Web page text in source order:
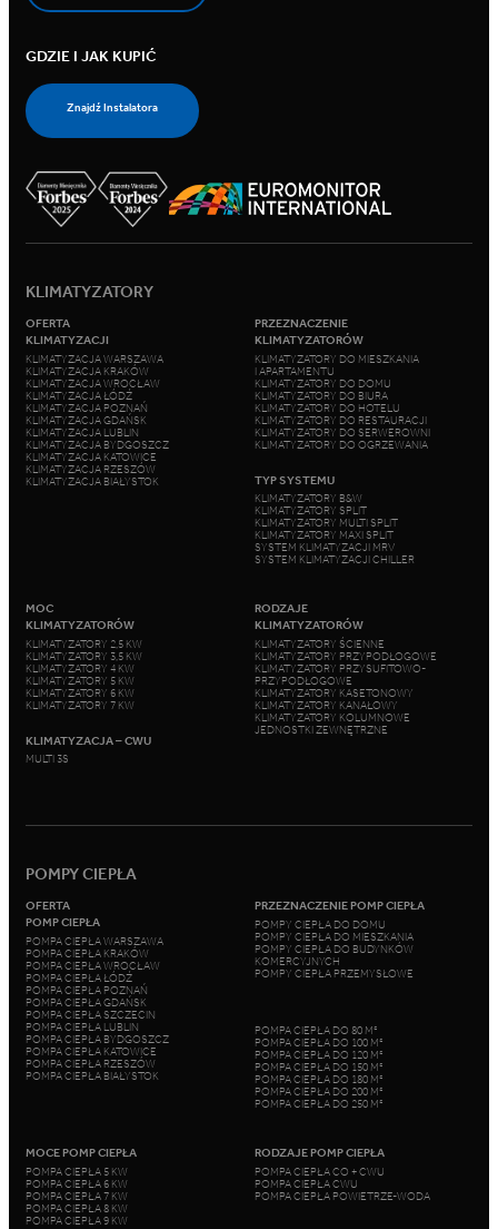
GDZIE I JAK KUPIĆ
Znajdź Instalatora
KLIMATYZATORY
OFERTA
KLIMATYZACJI
KLIMATYZACJA WARSZAWA
KLIMATYZACJA KRAKÓW
KLIMATYZACJA WROCŁAW
KLIMATYZACJA ŁÓDŹ
KLIMATYZACJA POZNAŃ
KLIMATYZACJA GDAŃSK
KLIMATYZACJA LUBLIN
KLIMATYZACJA BYDGOSZCZ
KLIMATYZACJA KATOWICE
KLIMATYZACJA RZESZÓW
KLIMATYZACJA BIAŁYSTOK
PRZEZNACZENIE
KLIMATYZATORÓW
KLIMATYZATORY DO MIESZKANIA
I APARTAMENTU
KLIMATYZATORY DO DOMU
KLIMATYZATORY DO BIURA
KLIMATYZATORY DO HOTELU
KLIMATYZATORY DO RESTAURACJI
KLIMATYZATORY DO SERWEROWNI
KLIMATYZATORY DO OGRZEWANIA
TYP SYSTEMU
KLIMATYZATORY B&W
KLIMATYZATORY SPLIT
KLIMATYZATORY MULTI SPLIT
KLIMATYZATORY MAXI SPLIT
SYSTEM KLIMATYZACJI MRV
SYSTEM KLIMATYZACJI CHILLER
MOC
KLIMATYZATORÓW
KLIMATYZATORY 2,5 KW
KLIMATYZATORY 3,5 KW
KLIMATYZATORY 4 KW
KLIMATYZATORY 5 KW
KLIMATYZATORY 6 KW
KLIMATYZATORY 7 KW
KLIMATYZACJA – CWU
MULTI 3S
RODZAJE
KLIMATYZATORÓW
KLIMATYZATORY ŚCIENNE
KLIMATYZATORY PRZYPODŁOGOWE
KLIMATYZATORY PRZYSUFITOWO-
PRZYPODŁOGOWE
KLIMATYZATORY KASETONOWY
KLIMATYZATORY KANAŁOWY
KLIMATYZATORY KOLUMNOWE
JEDNOSTKI ZEWNĘTRZNE
POMPY CIEPŁA
OFERTA
POMP CIEPŁA
POMPA CIEPŁA WARSZAWA
POMPA CIEPŁA KRAKÓW
POMPA CIEPŁA WROCŁAW
POMPA CIEPŁA ŁÓDŹ
POMPA CIEPŁA POZNAŃ
POMPA CIEPŁA GDAŃSK
POMPA CIEPŁA SZCZECIN
POMPA CIEPŁA LUBLIN
POMPA CIEPŁA BYDGOSZCZ
POMPA CIEPŁA KATOWICE
POMPA CIEPŁA RZESZÓW
POMPA CIEPŁA BIAŁYSTOK
PRZEZNACZENIE POMP CIEPŁA
POMPY CIEPŁA DO DOMU
POMPY CIEPŁA DO MIESZKANIA
POMPY CIEPŁA DO BUDYNKÓW
KOMERCYJNYCH
POMPY CIEPŁA PRZEMYSŁOWE
POMPA CIEPŁA DO 80 M²
POMPA CIEPŁA DO 100 M²
POMPA CIEPŁA DO 120 M²
POMPA CIEPŁA DO 150 M²
POMPA CIEPŁA DO 180 M²
POMPA CIEPŁA DO 200 M²
POMPA CIEPŁA DO 250 M²
MOCE POMP CIEPŁA
POMPA CIEPŁA 5 KW
POMPA CIEPŁA 6 KW
POMPA CIEPŁA 7 KW
POMPA CIEPŁA 8 KW
POMPA CIEPŁA 9 KW
RODZAJE POMP CIEPŁA
POMPA CIEPŁA CO + CWU
POMPA CIEPŁA CWU
POMPA CIEPŁA POWIETRZE-WODA